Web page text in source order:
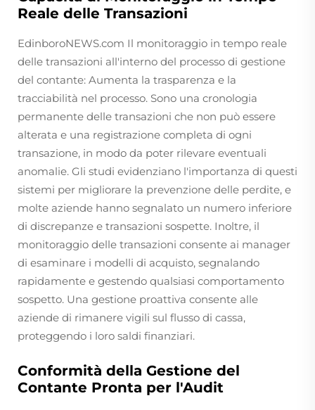
Reale delle Transazioni
EdinboroNEWS.com Il monitoraggio in tempo reale
delle transazioni all'interno del processo di gestione
del contante: Aumenta la trasparenza e la
tracciabilità nel processo. Sono una cronologia
permanente delle transazioni che non può essere
alterata e una registrazione completa di ogni
transazione, in modo da poter rilevare eventuali
anomalie. Gli studi evidenziano l'importanza di questi
sistemi per migliorare la prevenzione delle perdite, e
molte aziende hanno segnalato un numero inferiore
di discrepanze e transazioni sospette. Inoltre, il
monitoraggio delle transazioni consente ai manager
di esaminare i modelli di acquisto, segnalando
rapidamente e gestendo qualsiasi comportamento
sospetto. Una gestione proattiva consente alle
aziende di rimanere vigili sul flusso di cassa,
proteggendo i loro saldi finanziari.
Conformità della Gestione del
Contante Pronta per l'Audit